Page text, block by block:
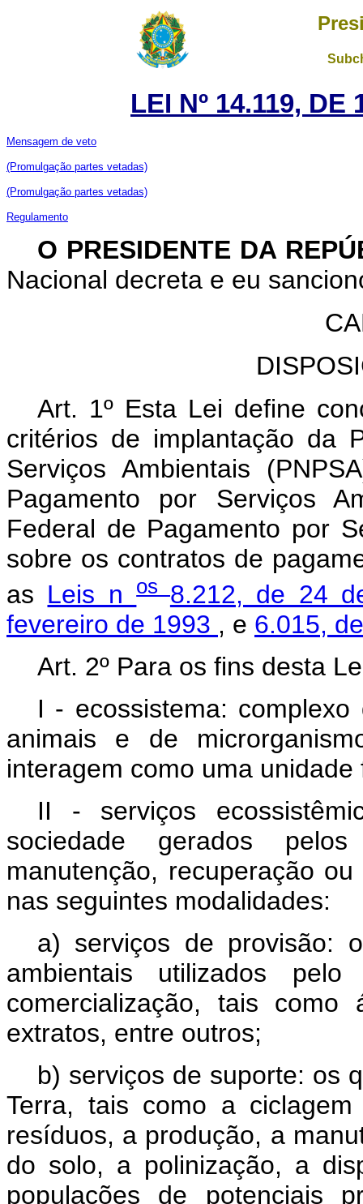
LEI Nº 14.119, DE
Mensagem de veto
(Promulgação partes vetadas)
(Promulgação partes vetadas)
Regulamento
O PRESIDENTE DA
Nacional decreta e eu
Art. 1º Esta Lei define
critérios de implantação da
Serviços Ambientais
Pagamento por Serviços
Federal de Pagamento por
sobre os contratos de
as Leis nos 8.212, de 24
fevereiro de 1993 , e 6.015,
Art. 2º Para os fins desta
I - ecossistema:
animais e de
interagem como uma unidade
II - serviços
sociedade gerados
manutenção, recuperação
nas seguintes modalidades:
a) serviços de provisão:
ambientais utilizados
comercialização, tais
extratos, entre outros;
b) serviços de suporte: os
Terra, tais como a
resíduos, a produção, a
do solo, a polinização, a
populações de potenciais